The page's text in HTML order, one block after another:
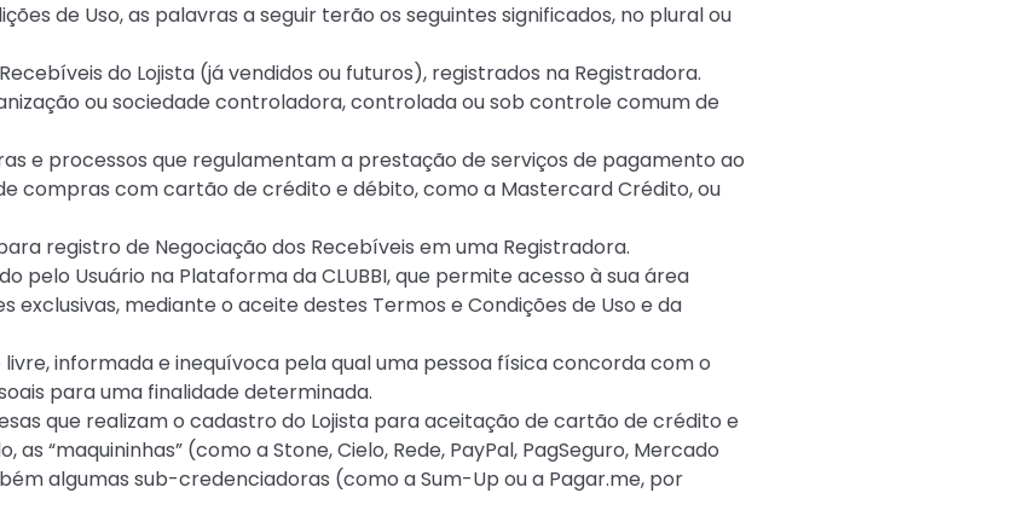
de Uso, as palavras a seguir terão os seguintes significados, no plural ou
do Lojista (já vendidos ou futuros), registrados na Registradora.
ou sociedade controladora, controlada ou sob controle comum de
e processos que regulamentam a prestação de serviços de pagamento ao
compras com cartão de crédito e débito, como a Mastercard Crédito, ou
registro de Negociação dos Recebíveis em uma Registradora.
pelo Usuário na Plataforma da CLUBBI, que permite acesso à sua área
exclusivas, mediante o aceite destes Termos e Condições de Uso e da
livre, informada e inequívoca pela qual uma pessoa física concorda com o
para uma finalidade determinada.
que realizam o cadastro do Lojista para aceitação de cartão de crédito e
“maquininhas” (como a Stone, Cielo, Rede, PayPal, PagSeguro, Mercado
algumas sub-credenciadoras (como a Sum-Up ou a Pagar.me, por